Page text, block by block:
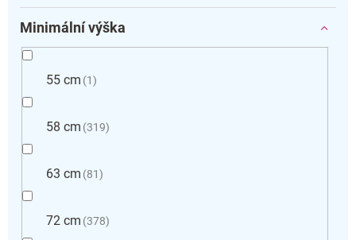
Minimální výška
55 cm 1
58 cm 319
63 cm 81
72 cm 378